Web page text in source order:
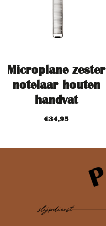
Microplane zester
notelaar houten
handvat
€34,95